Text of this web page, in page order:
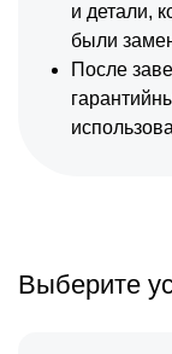
и детали,
были
После
Выберите